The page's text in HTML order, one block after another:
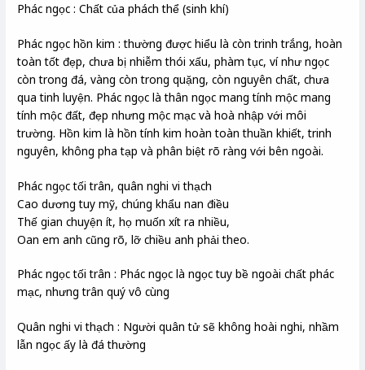
Phác ngọc : Chất của phách thể (sinh khí)
Phác ngọc hồn kim : thường được hiểu là còn trinh trắng, hoàn
toàn tốt đẹp, chưa bị nhiễm thói xấu, phàm tục, ví như ngọc
còn trong đá, vàng còn trong quặng, còn nguyên chất, chưa
qua tinh luyện. Phác ngọc là thân ngọc mang tính mộc mang
tính mộc đất, đẹp nhưng mộc mạc và hoà nhập với môi
trường. Hồn kim là hồn tính kim hoàn toàn thuần khiết, trinh
nguyên, không pha tạp và phân biệt rõ ràng với bên ngoài.
Phác ngọc tối trân, quân nghi vi thạch
Cao dương tuy mỹ, chúng khẩu nan điều
Thế gian chuyện ít, họ muốn xít ra nhiều,
Oan em anh cũng rõ, lỡ chiều anh phải theo.
Phác ngọc tối trân : Phác ngọc là ngọc tuy bề ngoài chất phác
mạc, nhưng trân quý vô cùng
Quân nghi vi thạch : Người quân tử sẽ không hoài nghi, nhầm
lẫn ngọc ấy là đá thường